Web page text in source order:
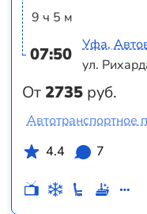
9 ч 5 м
07:50
От2735 руб.
Уфа,
ул.
Автотранспортное
4.4
7